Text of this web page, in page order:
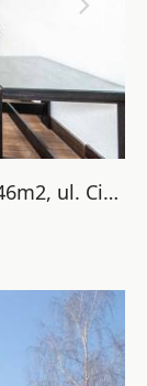
Prodej bytu 2+kk se sklepem, OV, 46m2, ul. Ciolkovského 856/4, Praha 6 - Ruzyně